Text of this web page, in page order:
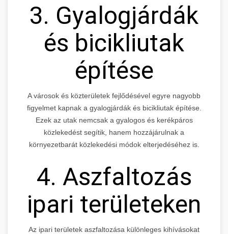
3. Gyalogjárdák
és bicikliutak
építése
A városok és közterületek fejlődésével egyre nagyobb
figyelmet kapnak a gyalogjárdák és bicikliutak építése.
Ezek az utak nemcsak a gyalogos és kerékpáros
közlekedést segítik, hanem hozzájárulnak a
környezetbarát közlekedési módok elterjedéséhez is.
4. Aszfaltozás
ipari területeken
Az ipari területek aszfaltozása különleges kihívásokat